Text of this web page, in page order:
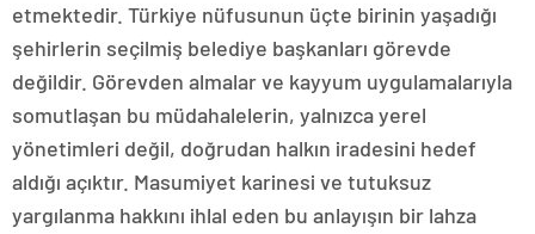
etmektedir. Türkiye nüfusunun üçte birinin yaşadığı
şehirlerin seçilmiş belediye başkanları görevde
değildir. Görevden almalar ve kayyum uygulamalarıyla
somutlaşan bu müdahalelerin, yalnızca yerel
yönetimleri değil, doğrudan halkın iradesini hedef
aldığı açıktır. Masumiyet karinesi ve tutuksuz
yargılanma hakkını ihlal eden bu anlayışın bir lahza